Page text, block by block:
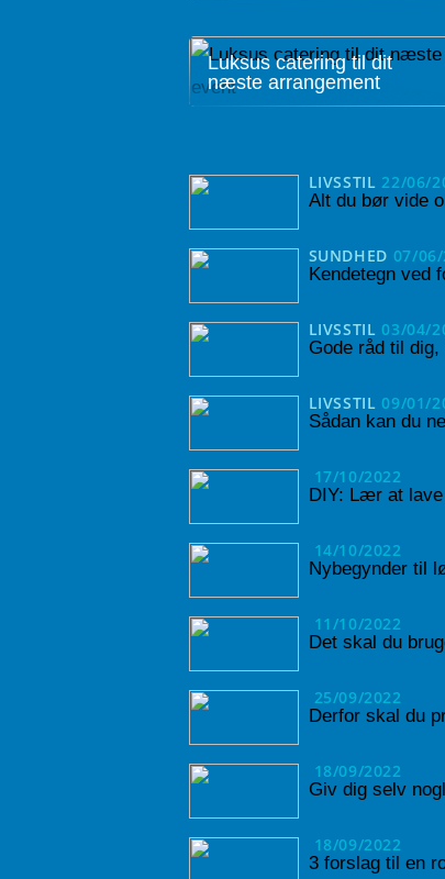
Luksus catering til dit
næste arrangement
LIVSSTIL 22/06/
Alt du bør vide
SUNDHED 07/
Kendetegn ved
LIVSSTIL 03/04/
Gode råd til
LIVSSTIL 09/01/
Sådan kan du
17/10/2022
DIY: Lær at
14/10/2022
Nybegynder til
11/10/2022
Det skal du
25/09/2022
Derfor skal du
18/09/2022
Giv dig selv
18/09/2022
3 forslag til en